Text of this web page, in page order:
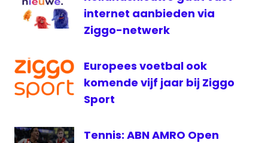
internet aanbieden via
Ziggo-netwerk
Europees voetbal ook
komende vijf jaar bij Ziggo
Sport
Tennis: ABN AMRO Open